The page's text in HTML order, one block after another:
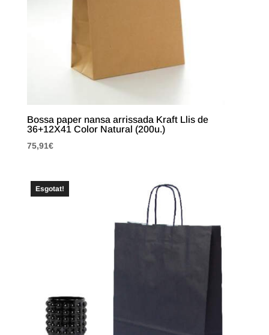
Bossa paper nansa arrissada Kraft Llis de
36+12X41 Color Natural (200u.)
75,91€
Esgotat!